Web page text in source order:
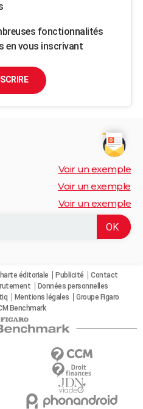
fonctionnalités
en vous inscrivant
Voir un exemple
Voir un exemple
Voir un exemple
éditoriale Publicité
Contact
Données personnelles
Mentions légales
Groupe Figaro
Benchmark